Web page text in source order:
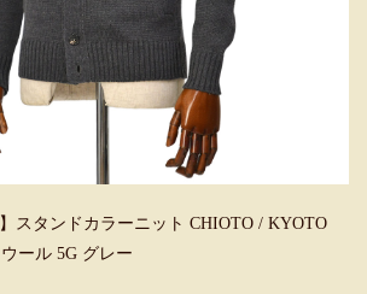
スタンドカラーニット CHIOTO / KYOTO
ール 5G グレー